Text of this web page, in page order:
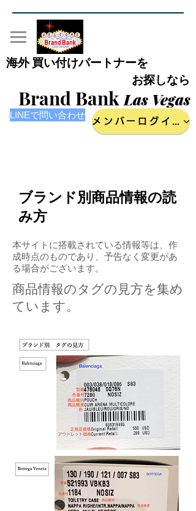
Brand BankLas Vegas
海外 買い付けパートナーを
お探しなら
メンバーログイン
LINEで問い合わせ
ブランド別商品情報の読
み方
​本サイトに搭載されている情報等は、作
成時点のものであり、予告なく変更があ
る場合がございます。
商品情報のタグの見方を集め
ています。